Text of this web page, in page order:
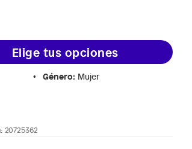
Elige tus opciones
Género: Mujer
20725362